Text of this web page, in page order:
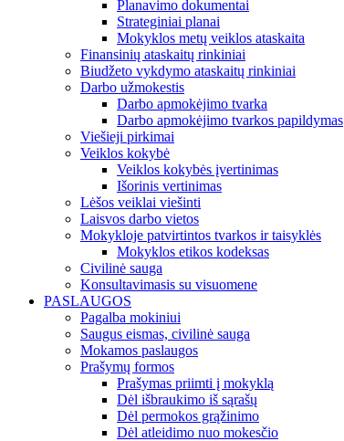
Planavimo dokumentai
Strateginiai planai
Mokyklos metų veiklos ataskaita
Finansinių ataskaitų rinkiniai
Biudžeto vykdymo ataskaitų rinkiniai
Darbo užmokestis
Darbo apmokėjimo tvarka
Darbo apmokėjimo tvarkos papildymas
Viešieji pirkimai
Veiklos kokybė
Veiklos kokybės įvertinimas
Išorinis vertinimas
Lėšos veiklai viešinti
Laisvos darbo vietos
Mokykloje patvirtintos tvarkos ir taisyklės
Mokyklos etikos kodeksas
Civilinė sauga
Konsultavimasis su visuomene
PASLAUGOS
Pagalba mokiniui
Saugus eismas, civilinė sauga
Mokamos paslaugos
Prašymų formos
Prašymas priimti į mokyklą
Dėl išbraukimo iš sąrašų
Dėl permokos grąžinimo
Dėl atleidimo nuo mokesčio